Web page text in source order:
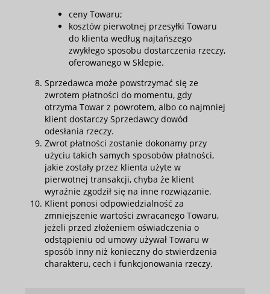
ceny Towaru;
kosztów pierwotnej przesyłki Towaru
do klienta według najtańszego
zwykłego sposobu dostarczenia rzeczy,
oferowanego w Sklepie.
Sprzedawca może powstrzymać się ze
zwrotem płatności do momentu, gdy
otrzyma Towar z powrotem, albo co najmniej
klient dostarczy Sprzedawcy dowód
odesłania rzeczy.
Zwrot płatności zostanie dokonamy przy
użyciu takich samych sposobów płatności,
jakie zostały przez klienta użyte w
pierwotnej transakcji, chyba że klient
wyraźnie zgodził się na inne rozwiązanie.
Klient ponosi odpowiedzialność za
zmniejszenie wartości zwracanego Towaru,
jeżeli przed złożeniem oświadczenia o
odstąpieniu od umowy używał Towaru w
sposób inny niż konieczny do stwierdzenia
charakteru, cech i funkcjonowania rzeczy.